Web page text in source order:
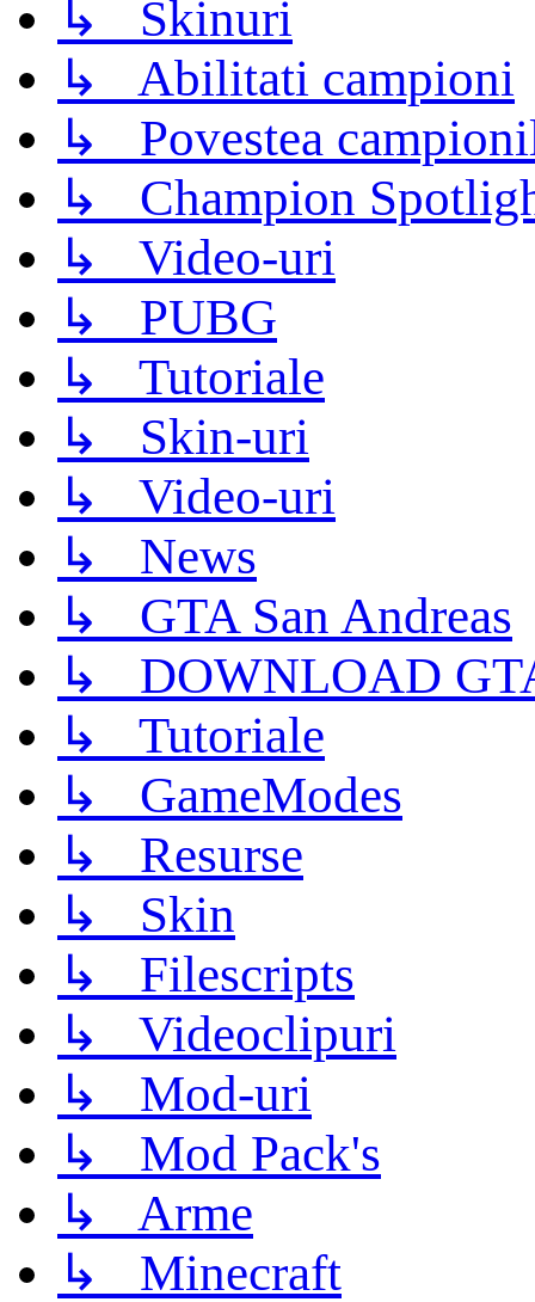
↳ Skinuri
↳ Abilitati campioni
↳ Povestea
↳ Champion
↳ Video-uri
↳ PUBG
↳ Tutoriale
↳ Skin-uri
↳ Video-uri
↳ News
↳ GTA San Andreas
↳ DOWNLOAD
↳ Tutoriale
↳ GameModes
↳ Resurse
↳ Skin
↳ Filescripts
↳ Videoclipuri
↳ Mod-uri
↳ Mod Pack's
↳ Arme
↳ Minecraft